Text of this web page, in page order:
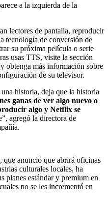
a la izquierda de la
lectores de pantalla, reproducir
tecnología de conversión de
su próxima película o serie
usas TTS, visite la sección
obtenga más información sobre
de su televisor.
historia, deja que la historia
ganas de ver algo nuevo o
algo y Netflix se
agregó la directora de
anunció que abrirá oficinas
culturales locales, ha
planes estándar y premium en
no se les incrementó en